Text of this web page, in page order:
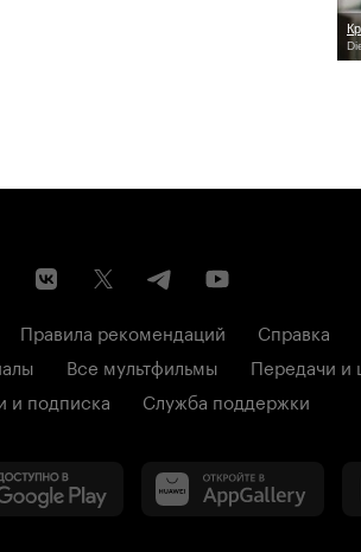
Правила рекомендаций Справка
Все мультфильмы Передачи и
и подписка
Служба поддержки